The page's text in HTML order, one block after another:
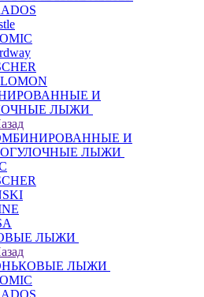
И
ЛЫЖИ
И
ЛЫЖИ
ЛЫЖИ
ЛЫЖИ